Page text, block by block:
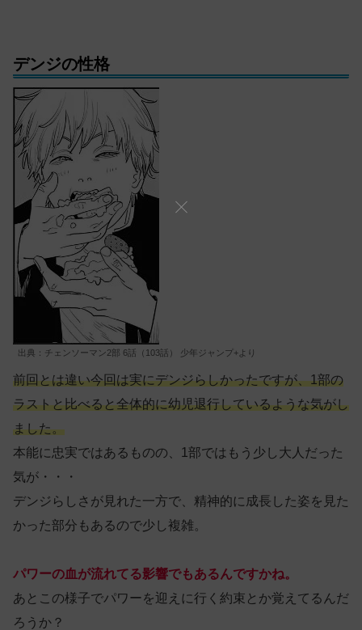
デンジの性格
出典：チェンソーマン2部 6話（103話） 少年ジャンプ+より
前回とは違い今回は実にデンジらしかったですが、1部の
ラストと比べると全体的に幼児退行しているような気がし
ました。
本能に忠実ではあるものの、1部ではもう少し大人だった
気が・・・
デンジらしさが見れた一方で、精神的に成長した姿を見た
かった部分もあるので少し複雑。
パワーの血が流れてる影響でもあるんですかね。
あとこの様子でパワーを迎えに行く約束とか覚えてるんだ
ろうか？